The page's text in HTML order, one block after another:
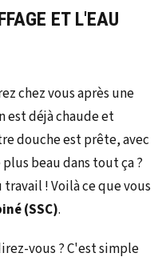
ET L'EAU
chez vous après une
est déjà chaude et
douche est prête, avec
beau dans tout ça ?
! Voilà ce que vous
(SSC).
vous ? C'est simple